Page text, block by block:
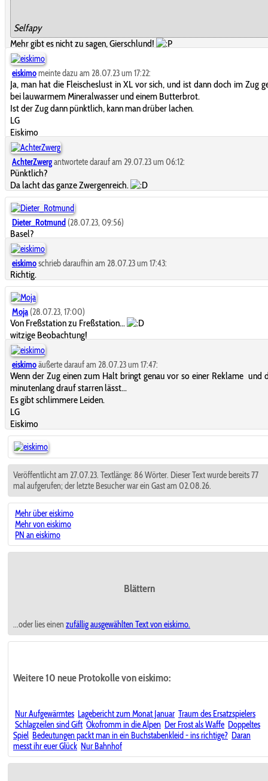
Selfapy
Mehr gibt es nicht zu sagen, Gierschlund!
eiskimomeinte dazu am 28.07.23 um 17:22:
Ja, man hat die Fleischeslust in XL vor sich, und ist dann doch im Zug
bei lauwarmem Mineralwasser und einem Butterbrot.
Ist der Zug dann pünktlich, kann man drüber lachen.
LG
Eiskimo
AchterZwergantwortete darauf am 29.07.23 um 06:12:
Pünktlich?
Da lacht das ganze Zwergenreich.
Dieter_Rotmund (28.07.23, 09:56)
Basel?
eiskimoschrieb daraufhin am 28.07.23 um 17:43:
Richtig.
Moja (28.07.23, 17:00)
Von Freßstation zu Freßstation...
witzige Beobachtung!
eiskimoäußerte darauf am 28.07.23 um 17:47:
Wenn der Zug einen zum Halt bringt genau vor so einer Reklame und
minutenlang drauf starren lässt...
Es gibt schlimmere Leiden.
LG
Eiskimo
Veröffentlicht am 27.07.23. Textlänge: 86 Wörter. Dieser Text wurde bereits 77
mal aufgerufen; der letzte Besucher war ein Gast am 02.08.26.
Mehr über eiskimo
Mehr von eiskimo
PN an eiskimo
Blättern
...oder lies einen zufällig ausgewählten Text von eiskimo.
Weitere 10 neue Protokolle von eiskimo:
Nur Aufgewärmtes Lagebericht zum Monat Januar Traum des Ersatzspielers
Schlagzeilen sind Gift Ökofromm in die Alpen Der Frost als Waffe Doppeltes
Spiel Bedeutungen packt man in ein Buchstabenkleid - ins richtige? Daran
messt ihr euer Glück Nur Bahnhof